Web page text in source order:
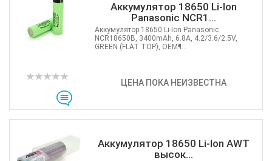
Аккумулятор 18650 Li-Ion
Panasonic NCR1...
ЦЕНА ПОКА НЕИЗВЕСТНА
Аккумулятор 18650 Li-Ion Panasonic
NCR18650B, 3400mAh, 6.8A, 4.2/3.6/2.5V,
GREEN (FLAT TOP), OEM¶...
Аккумулятор 18650 Li-Ion AWT
высок...